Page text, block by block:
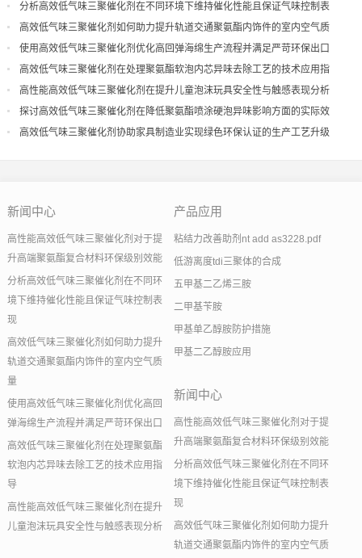
分析高效低气味三聚催化剂在不同环境下维持催化性能且保证气味控制表
现
高效低气味三聚催化剂如何助力提升轨道交通聚氨酯内饰件的室内空气质
量
使用高效低气味三聚催化剂优化高回弹海绵生产流程并满足严苛环保出口
高效低气味三聚催化剂在处理聚氨酯软泡内芯异味去除工艺的技术应用指
导
高性能高效低气味三聚催化剂在提升儿童泡沫玩具安全性与触感表现分析
探讨高效低气味三聚催化剂在降低聚氨酯喷涂硬泡异味影响方面的实际效
果
高效低气味三聚催化剂协助家具制造业实现绿色环保认证的生产工艺升级
新闻中心
高性能高效低气味三聚催化剂对于提
升高端聚氨酯复合材料环保级别效能
分析高效低气味三聚催化剂在不同环
境下维持催化性能且保证气味控制表
现
高效低气味三聚催化剂如何助力提升
轨道交通聚氨酯内饰件的室内空气质
量
使用高效低气味三聚催化剂优化高回
弹海绵生产流程并满足严苛环保出口
高效低气味三聚催化剂在处理聚氨酯
软泡内芯异味去除工艺的技术应用指
导
高性能高效低气味三聚催化剂在提升
儿童泡沫玩具安全性与触感表现分析
产品应用
粘结力改善助剂nt add as3228.pdf
低游离度tdi三聚体的合成
五甲基二乙烯三胺
二甲基苄胺
甲基单乙醇胺防护措施
甲基二乙醇胺应用
新闻中心
高性能高效低气味三聚催化剂对于提
升高端聚氨酯复合材料环保级别效能
分析高效低气味三聚催化剂在不同环
境下维持催化性能且保证气味控制表
现
高效低气味三聚催化剂如何助力提升
轨道交通聚氨酯内饰件的室内空气质